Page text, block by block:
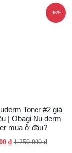
-36%
Toner #2 giá
| Obagi Nu derm
mua ở đâu?
1.250.000₫
Giá
₫
Giá